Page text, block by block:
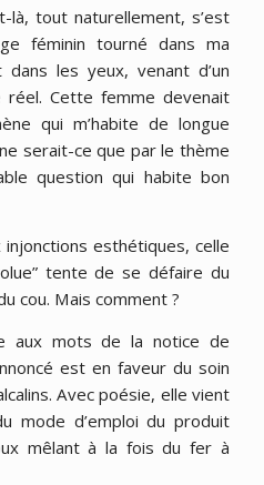
là, tout naturellement, s’est
féminin tourné dans ma
les yeux, venant d’un
Cette femme devenait
qui m’habite de longue
serait-ce que par le thème
question qui habite bon
esthétiques, celle
tente de se défaire du
cou. Mais comment ?
aux mots de la notice de
est en faveur du soin
Avec poésie, elle vient
mode d’emploi du produit
mêlant à la fois du fer à